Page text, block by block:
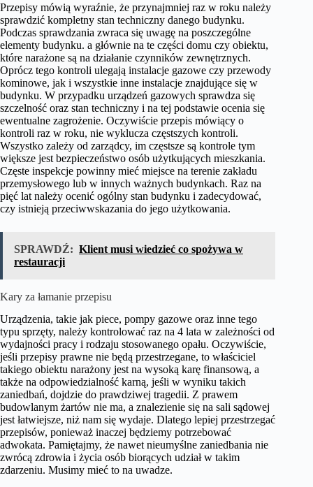
Przepisy mówią wyraźnie, że przynajmniej raz w roku należy
sprawdzić kompletny stan techniczny danego budynku.
Podczas sprawdzania zwraca się uwagę na poszczególne
elementy budynku. a głównie na te części domu czy obiektu,
które narażone są na działanie czynników zewnętrznych.
Oprócz tego kontroli ulegają instalacje gazowe czy przewody
kominowe, jak i wszystkie inne instalacje znajdujące się w
budynku. W przypadku urządzeń gazowych sprawdza się
szczelność oraz stan techniczny i na tej podstawie ocenia się
ewentualne zagrożenie. Oczywiście przepis mówiący o
kontroli raz w roku, nie wyklucza częstszych kontroli.
Wszystko zależy od zarządcy, im częstsze są kontrole tym
większe jest bezpieczeństwo osób użytkujących mieszkania.
Częste inspekcje powinny mieć miejsce na terenie zakładu
przemysłowego lub w innych ważnych budynkach. Raz na
pięć lat należy ocenić ogólny stan budynku i zadecydować,
czy istnieją przeciwwskazania do jego użytkowania.
SPRAWDŹ: Klient musi wiedzieć co spożywa w
restauracji
Kary za łamanie przepisu
Urządzenia, takie jak piece, pompy gazowe oraz inne tego
typu sprzęty, należy kontrolować raz na 4 lata w zależności od
wydajności pracy i rodzaju stosowanego opału. Oczywiście,
jeśli przepisy prawne nie będą przestrzegane, to właściciel
takiego obiektu narażony jest na wysoką karę finansową, a
także na odpowiedzialność karną, jeśli w wyniku takich
zaniedbań, dojdzie do prawdziwej tragedii. Z prawem
budowlanym żartów nie ma, a znalezienie się na sali sądowej
jest łatwiejsze, niż nam się wydaje. Dlatego lepiej przestrzegać
przepisów, ponieważ inaczej będziemy potrzebować
adwokata. Pamiętajmy, że nawet nieumyślne zaniedbania nie
zwrócą zdrowia i życia osób biorących udział w takim
zdarzeniu. Musimy mieć to na uwadze.